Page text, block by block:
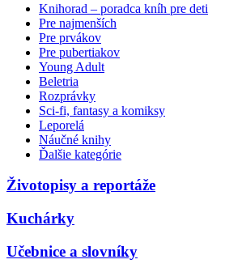
Knihorad – poradca kníh pre deti
Pre najmenších
Pre prvákov
Pre pubertiakov
Young Adult
Beletria
Rozprávky
Sci-fi, fantasy a komiksy
Leporelá
Náučné knihy
Ďalšie kategórie
Životopisy a reportáže
Kuchárky
Učebnice a slovníky